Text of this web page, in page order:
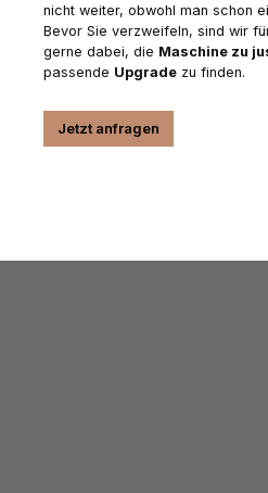
nicht weiter, obwohl man schon
Bevor Sie verzweifeln, sind wir
gerne dabei, die Maschine zu
passende Upgrade zu finden.
Jetzt anfragen